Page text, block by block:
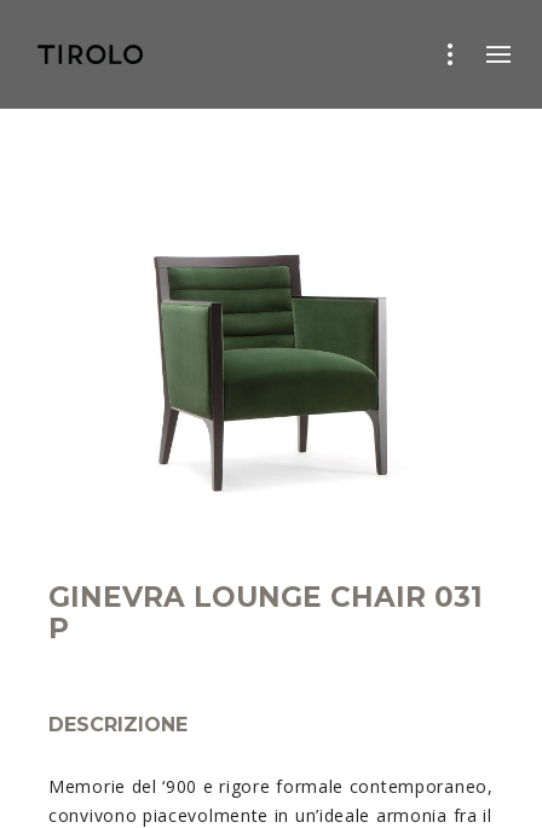
GINEVRA LOUNGE CHAIR 031
P
DESCRIZIONE
Memorie del ‘900 e rigore formale contemporaneo,
convivono piacevolmente in un’ideale armonia fra il